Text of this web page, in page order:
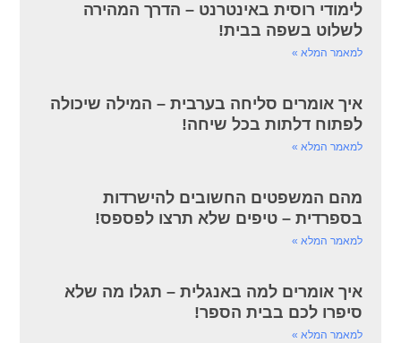
לימודי רוסית באינטרנט – הדרך המהירה
לשלוט בשפה בבית!
למאמר המלא »
איך אומרים סליחה בערבית – המילה שיכולה
לפתוח דלתות בכל שיחה!
למאמר המלא »
מהם המשפטים החשובים להישרדות
בספרדית – טיפים שלא תרצו לפספס!
למאמר המלא »
איך אומרים למה באנגלית – תגלו מה שלא
סיפרו לכם בבית הספר!
למאמר המלא »